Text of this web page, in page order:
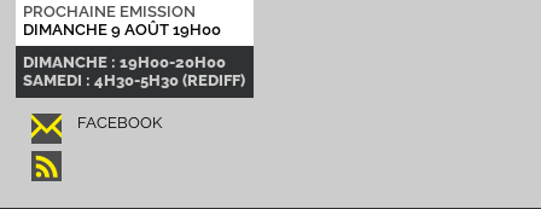
PROCHAINE EMISSION
DIMANCHE 9 AOÛT 19H00
DIMANCHE : 19H00-20H00
SAMEDI : 4H30-5H30 (REDIFF)
FACEBOOK